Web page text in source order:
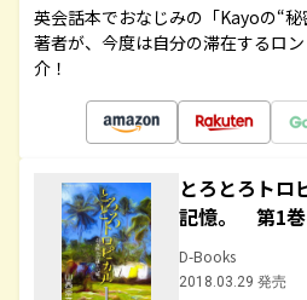
英会話本でおなじみの「Kayoの“
著者が、今度は自分の滞在するロ
介！
とろとろト
記憶。 第1巻
D-Books
2018.03.29 発売